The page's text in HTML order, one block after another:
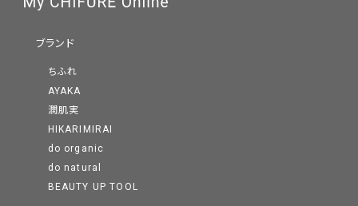
ブランド
ちふれ
AYAKA
潤肌実
HIKARIMIRAI
do organic
do natural
BEAUTY UP TOOL